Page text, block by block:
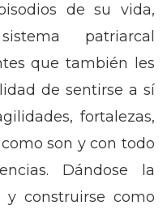
de su vida,
patriarcal
que también les
de sentirse a sí
fortalezas,
son y con todo
Dándose la
construirse como